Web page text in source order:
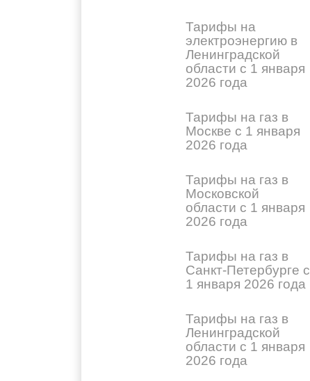
Тарифы на
электроэнергию в
Ленинградской
области с 1 января
2026 года
Тарифы на газ в
Москве с 1 января
2026 года
Тарифы на газ в
Московской
области с 1 января
2026 года
Тарифы на газ в
Санкт-Петербурге с
1 января 2026 года
Тарифы на газ в
Ленинградской
области с 1 января
2026 года